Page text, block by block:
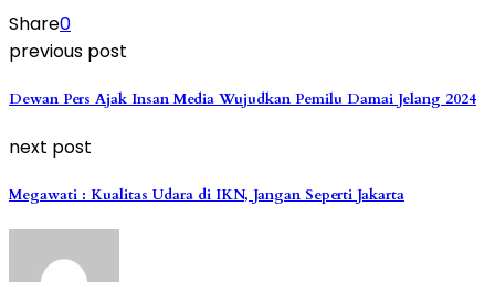
Share0
previous post
Dewan Pers Ajak Insan Media Wujudkan Pemilu Damai Jelang 2024
next post
Megawati : Kualitas Udara di IKN, Jangan Seperti Jakarta